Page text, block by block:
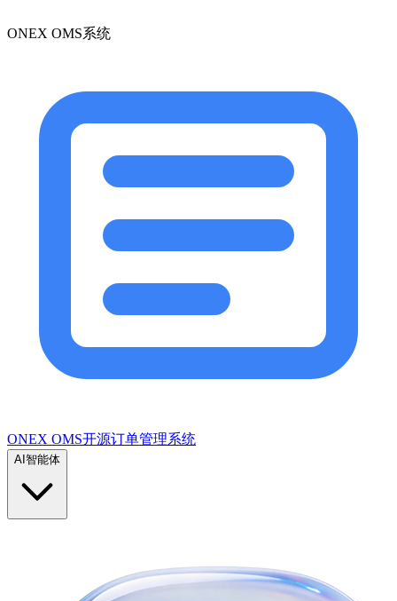
ONEX OMS系统
ONEX OMS开源订单管理系统
AI智能体